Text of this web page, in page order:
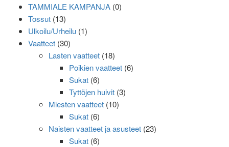
TAMMIALE KAMPANJA (0)
Tossut (13)
Ulkoilu/Urheilu (1)
Vaatteet (30)
Lasten vaatteet (18)
Poikien vaatteet (6)
Sukat (6)
Tyttöjen huivit (3)
Miesten vaatteet (10)
Sukat (6)
Naisten vaatteet ja asusteet (23)
Sukat (6)